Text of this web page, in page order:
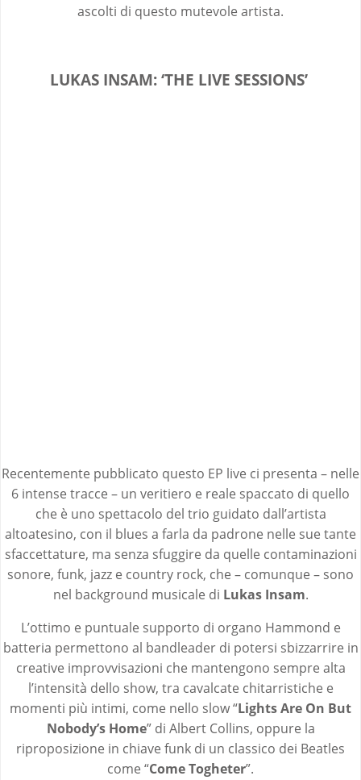
ascolti di questo mutevole artista.
LUKAS INSAM: ‘THE LIVE SESSIONS’
Recentemente pubblicato questo EP live ci presenta – nelle
6 intense tracce – un veritiero e reale spaccato di quello
che è uno spettacolo del trio guidato dall’artista
altoatesino, con il blues a farla da padrone nelle sue tante
sfaccettature, ma senza sfuggire da quelle contaminazioni
sonore, funk, jazz e country rock, che – comunque – sono
nel background musicale di Lukas Insam.
L’ottimo e puntuale supporto di organo Hammond e
batteria permettono al bandleader di potersi sbizzarrire in
creative improvvisazioni che mantengono sempre alta
l’intensità dello show, tra cavalcate chitarristiche e
momenti più intimi, come nello slow “Lights Are On But
Nobody’s Home” di Albert Collins, oppure la
riproposizione in chiave funk di un classico dei Beatles
come “Come Togheter”.